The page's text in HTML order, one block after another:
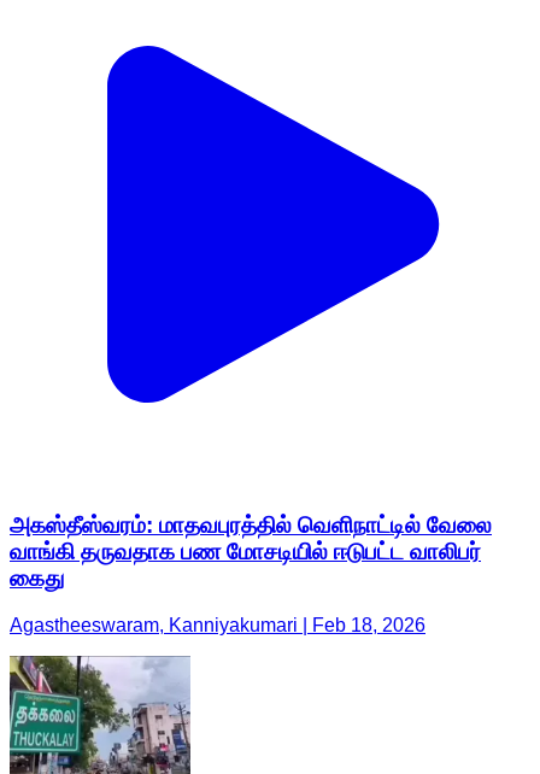
அகஸ்தீஸ்வரம்: மாதவபுரத்தில் வெளிநாட்டில் வேலை
வாங்கி தருவதாக பண மோசடியில் ஈடுபட்ட வாலிபர்
கைது
Agastheeswaram, Kanniyakumari | Feb 18, 2026